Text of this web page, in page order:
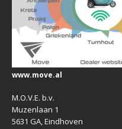
www.move.al
M.O.V.E. b.v.
Muzenlaan 1
5631 GA, Eindhoven